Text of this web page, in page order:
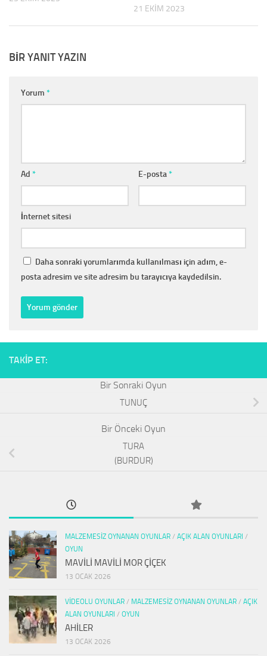
21 EKIM 2023
BIR YANIT YAZIN
Yorum *
Ad * E-posta*
İnternet sitesi
Daha sonraki yorumlarımda kullanılması için adım, e-
posta adresim ve site adresim bu tarayıcıya kaydedilsin.
TAKIP ET:
TUNUÇ
TURA
(BURDUR)
MALZEMESIZ OYNANAN OYUNLAR / AÇIK ALAN OYUNLARI /
OYUN
MAVİLİ MAVİLİ MOR ÇİÇEK
13 OCAK 2026
VIDEOLU OYUNLAR / MALZEMESIZ OYNANAN OYUNLAR / AÇIK
ALAN OYUNLARI / OYUN
AHİLER
13 OCAK 2026